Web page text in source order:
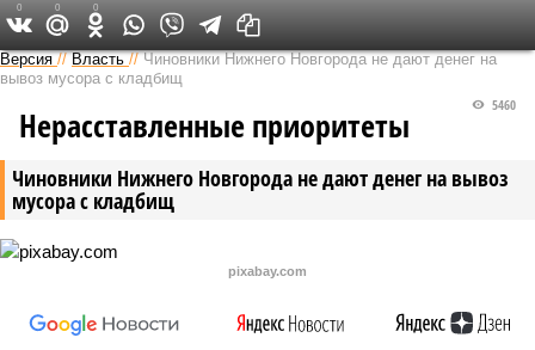
Версия в Кирове
Версия //Власть //Чиновники Нижнего Новгорода не дают денег на
вывоз мусора с кладбищ
Чиновники Нижнего Новгорода не дают денег на вывоз
мусора с кладбищ
5460
Нерасставленные приоритеты
pixabay.com
0 0 0